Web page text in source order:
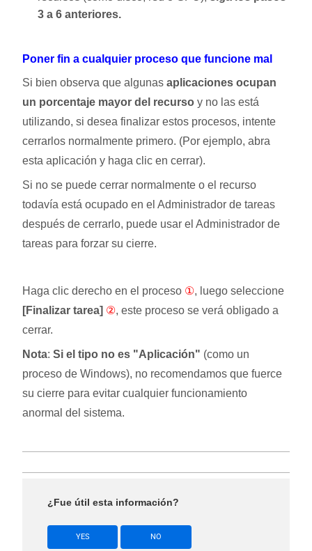
3 a 6 anteriores.
Poner fin a cualquier proceso que funcione mal
Si bien observa que algunas aplicaciones ocupan
un porcentaje mayor del recurso y no las está
utilizando, si desea finalizar estos procesos, intente
cerrarlos normalmente primero. (Por ejemplo, abra
esta aplicación y haga clic en cerrar).
Si no se puede cerrar normalmente o el recurso
todavía está ocupado en el Administrador de tareas
después de cerrarlo, puede usar el Administrador de
tareas para forzar su cierre.
Haga clic derecho en el proceso ①, luego seleccione
[Finalizar tarea] ②, este proceso se verá obligado a
cerrar.
Nota: Si el tipo no es "Aplicación" (como un
proceso de Windows), no recomendamos que fuerce
su cierre para evitar cualquier funcionamiento
anormal del sistema.
¿Fue útil esta información?
YES NO